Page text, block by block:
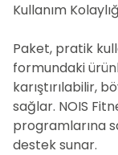
Kullanım
Paket, pratik
formundaki
karıştırılabilir,
sağlar. NOIS
programlarına
destek sunar.